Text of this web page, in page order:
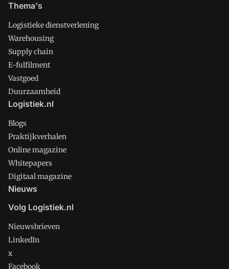
Thema's
Logistieke dienstverlening
Warehousing
Supply chain
E-fulfilment
Vastgoed
Duurzaamheid
Logistiek.nl
Blogs
Praktijkverhalen
Online magazine
Whitepapers
Digitaal magazine
Nieuws
Volg Logistiek.nl
Nieuwsbrieven
LinkedIn
x
Facebook